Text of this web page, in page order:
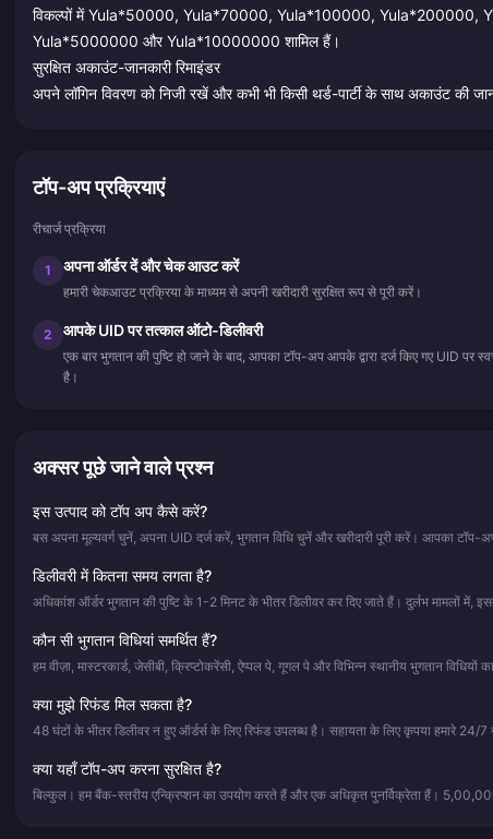
विकल्पों में Yula*50000, Yula*70000, Yula*100000,
Yula*5000000 और Yula*10000000 शामिल हैं।
सुरक्षित अकाउंट-जानकारी रिमाइंडर
अपने लॉगिन विवरण को निजी रखें और कभी भी किसी थर्ड-पार्टी के साथ अकाउंट की
टॉप-अप प्रक्रियाएं
रीचार्ज प्रक्रिया
1 अपना ऑर्डर दें और चेक आउट करें
हमारी चेकआउट प्रक्रिया के माध्यम से अपनी खरीदारी सुरक्षित रूप से पूरी करें।
2 आपके UID पर तत्काल ऑटो-डिलीवरी
एक बार भुगतान की पुष्टि हो जाने के बाद, आपका टॉप-अप आपके द्वारा दर्ज किए गए UID
है।
अक्सर पूछे जाने वाले प्रश्न
इस उत्पाद को टॉप अप कैसे करें?
बस अपना मूल्यवर्ग चुनें, अपना UID दर्ज करें, भुगतान विधि चुनें और खरीदारी पूरी करें। आपका टॉप-
डिलीवरी में कितना समय लगता है?
अधिकांश ऑर्डर भुगतान की पुष्टि के 1-2 मिनट के भीतर डिलीवर कर दिए जाते हैं। दुर्लभ मामलों
कौन सी भुगतान विधियां समर्थित हैं?
हम वीज़ा, मास्टरकार्ड, जेसीबी, क्रिप्टोकरेंसी, ऐप्पल पे, गूगल पे और विभिन्न स्थानीय भुगतान विधियों
क्या मुझे रिफंड मिल सकता है?
48 घंटों के भीतर डिलीवर न हुए ऑर्डर्स के लिए रिफंड उपलब्ध है। सहायता के लिए कृपया हमारे 24/
क्या यहाँ टॉप-अप करना सुरक्षित है?
बिल्कुल। हम बैंक-स्तरीय एन्क्रिप्शन का उपयोग करते हैं और एक अधिकृत पुनर्विक्रेता हैं।